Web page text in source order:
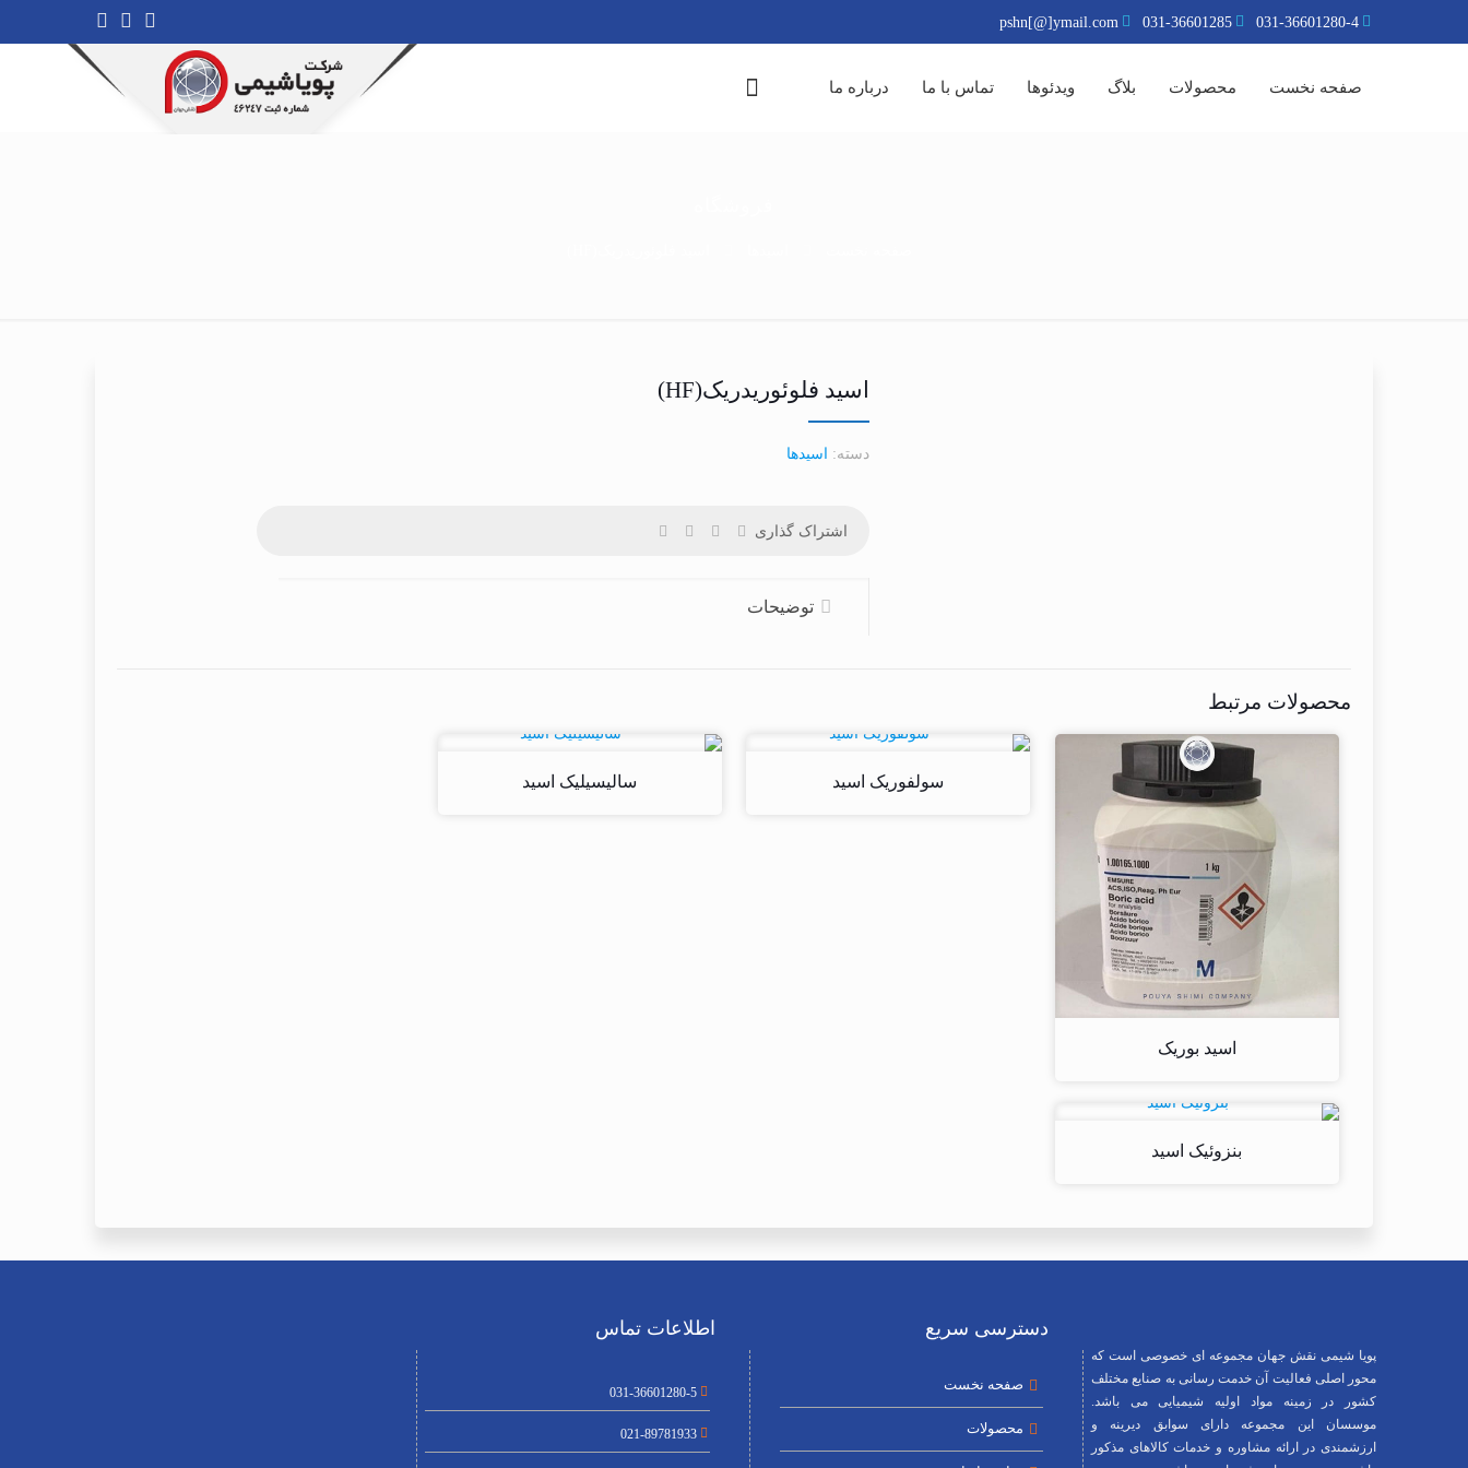
031-36601280-4
031-36601285
pshn[@]ymail.com
صفحه نخست محصولات بلاگ ویدئوها تماس با ما درباره ما
اسید فلوئوریدریک(HF)
دسته: اسیدها
اشتراک گذاری
توضیحات
محصولات مرتبط
اسید بوریک
سولفوریک اسید سالیسیلیک اسید
بنزوئیک اسید
پویا شیمی نقش جهان مجموعه ای خصوصی است که
محور اصلی فعالیت آن خدمت رسانی به صنایع مختلف
کشور در زمینه مواد اولیه شیمیایی می باشد.
موسسان این مجموعه دارای سوابق دیرینه و
ارزشمندی در ارائه مشاوره و خدمات کالاهای مذکور
دسترسی سریع
صفحه نخست
محصولات
اطلاعات تماس
031-36601280-5
021-89781933